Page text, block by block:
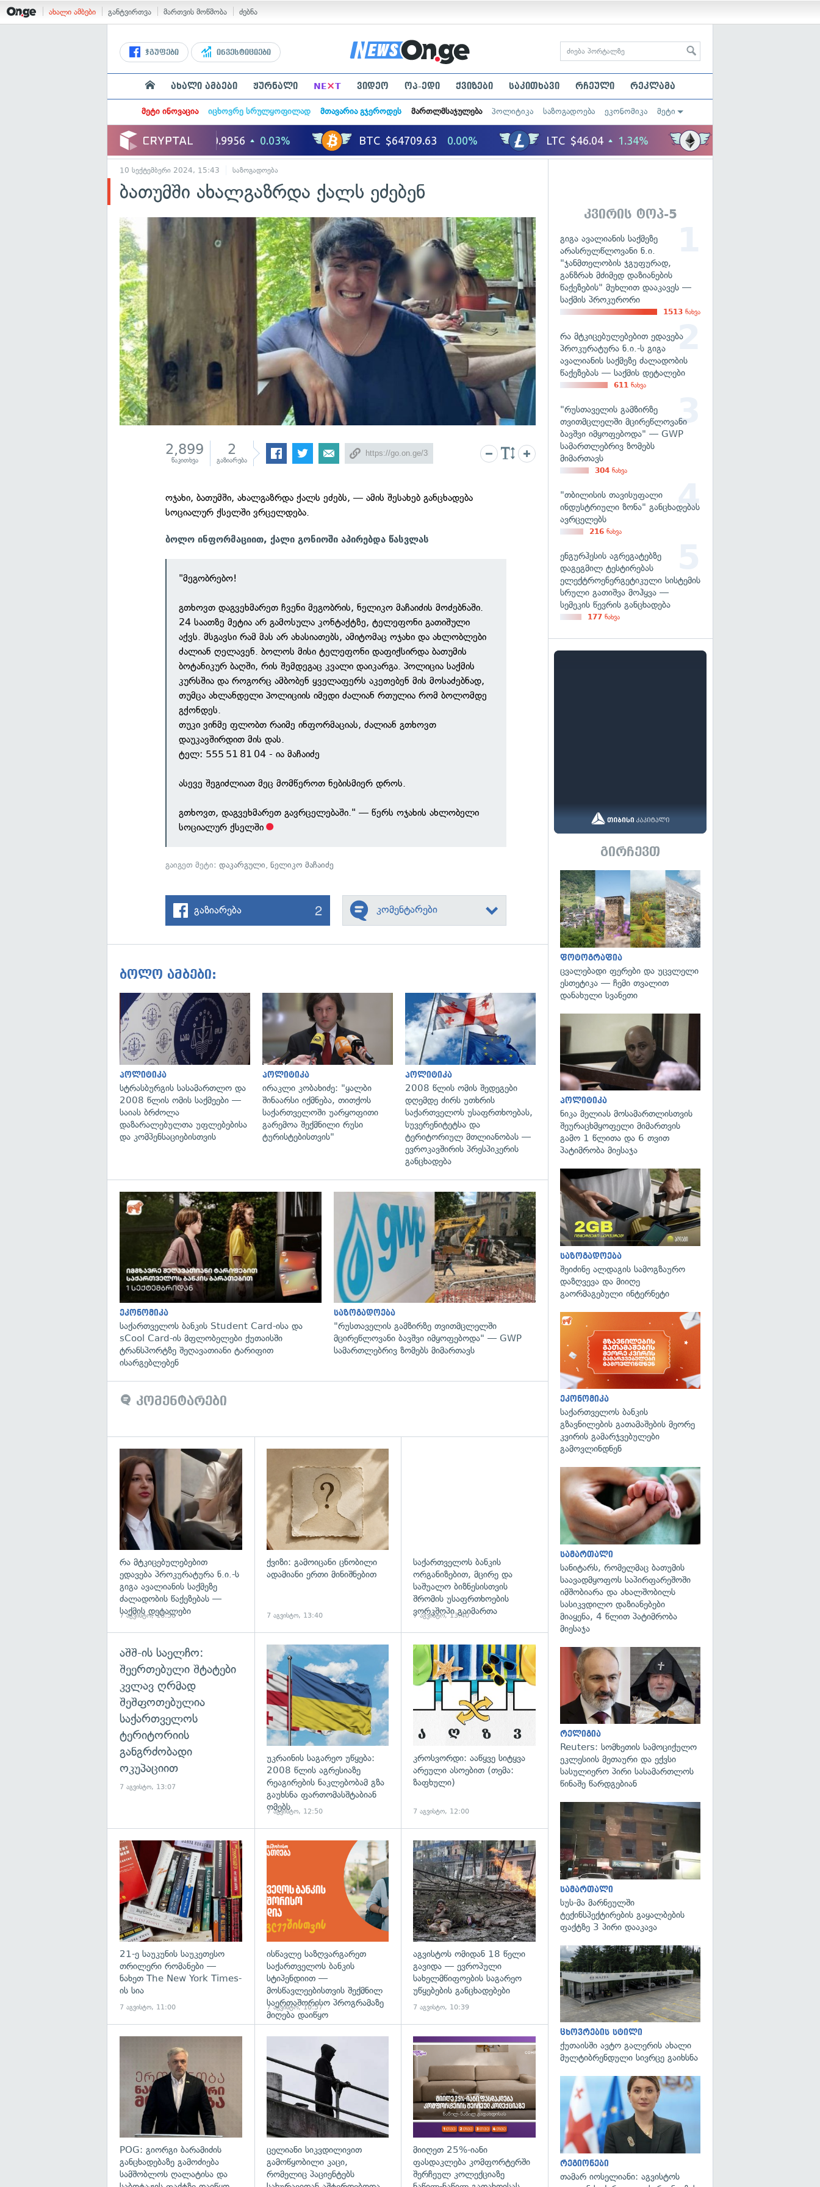
ახალი ამბები განტვირთვა მართვის მოწმობა ძებნა
ჯგუფები ინვესტიციები
ახალი ამბები ჟურნალი NE×T ვიდეო ოპ-ედი ქვიზები საკითხავი რჩეული რეკლამა
მეტი ინოვაცია იცხოვრე სრულყოფილად მთავარია გჯეროდეს მართლმსაჯულება პოლიტიკა საზოგადოება ეკონომიკა მეტი
10 სექტემბერი 2024, 15:43 საზოგადოება
ბათუმში ახალგაზრდა ქალს ეძებენ
2,899
წაკითხვა
2
გაზიარება
ოჯახი, ბათუმში, ახალგაზრდა ქალს ეძებს, — ამის შესახებ განცხადება
სოციალურ ქსელში ვრცელდება.
ბოლო ინფორმაციით, ქალი გონიოში აპირებდა წასვლას
"მეგობრებო!
გთხოვთ დაგვეხმარეთ ჩვენი მეგობრის, ნელიკო მაჩაიძის მოძებნაში.
24 საათზე მეტია არ გამოსულა კონტაქტზე, ტელეფონი გათიშული
აქვს. მსგავსი რამ მას არ ახასიათებს, ამიტომაც ოჯახი და ახლობლები
ძალიან ღელავენ. ბოლოს მისი ტელეფონი დაფიქსირდა ბათუმის
ბოტანიკურ ბაღში, რის შემდეგაც კვალი დაიკარგა. პოლიცია საქმის
კურსშია და როგორც ამბობენ ყველაფერს აკეთებენ მის მოსაძებნად,
თუმცა ახლანდელი პოლიციის იმედი ძალიან რთულია რომ ბოლომდე
გქონდეს.
თუკი ვინმე ფლობთ რაიმე ინფორმაციას, ძალიან გთხოვთ
დაუკავშირდით მის დას.
ტელ: 555 51 81 04 - ია მაჩაიძე
ასევე შეგიძლიათ მეც მომწეროთ ნებისმიერ დროს.
გთხოვთ, დაგვეხმარეთ გავრცელებაში." — წერს ოჯახის ახლობელი
სოციალურ ქსელში
გაიგეთ მეტი:დაკარგული,ნელიკო მაჩაიძე
გაზიარება 2 კომენტარები
ბოლო ამბები:
პოლიტიკა
სტრასბურგის სასამართლო და
2008 წლის ომის საქმეები —
საიას ბრძოლა
დაზარალებულთა უფლებებისა
და კომპენსაციებისთვის
გადახედვა
პოლიტიკა
ირაკლი კობახიძე: "ყალბი
შინაარსი იქმნება, თითქოს
საქართველოში უარყოფითი
გარემოა შექმნილი რუსი
ტურისტებისთვის"
პოლიტიკა
2008 წლის ომის შედეგები
დღემდე ძირს უთხრის
საქართველოს უსაფრთხოებას,
სუვერენიტეტსა და
ტერიტორიულ მთლიანობას —
ევროკავშირის პრესპიკერის
განცხადება
ეკონომიკა
საქართველოს ბანკის Student Card-ისა და
sCool Card-ის მფლობელები ქუთაისში
ტრანსპორტზე შეღავათიანი ტარიფით
ისარგებლებენ
გადახედვა
საზოგადოება
"რუსთაველის გამზირზე თვითმცლელში
მცირეწლოვანი ბავშვი იმყოფებოდა" — GWP
სამართლებრივ ზომებს მიმართავს
კომენტარები
რა მტკიცებულებებით
ედავება პროკურატურა ნ.ი.-ს
გიგა ავალიანის საქმეზე
ძალადობის წაქეზებას —
საქმის დეტალები
7 აგვისტო, 16:50
ქვიზი: გამოიცანი ცნობილი
ადამიანი ერთი მინიშნებით
7 აგვისტო, 13:40
საქართველოს ბანკის
ორგანიზებით, მცირე და
საშუალო ბიზნესისთვის
შრომის უსაფრთხოების
ვორკშოპი გაიმართა
7 აგვისტო, 13:40
აშშ-ის საელჩო:
შეერთებული შტატები
კვლავ ღრმად
შეშფოთებულია
საქართველოს
ტერიტორიის
განგრძობადი
ოკუპაციით
7 აგვისტო, 13:07
გადახედვა
უკრაინის საგარეო უწყება:
2008 წლის აგრესიაზე
რეაგირების ნაკლებობამ გზა
გაუხსნა ფართომასშტაბიან
ომებს
7 აგვისტო, 12:50
გადახედვა
კროსვორდი: ააწყვე სიტყვა
არეული ასოებით (თემა:
ზაფხული)
7 აგვისტო, 12:00
გადახედვა
21-ე საუკუნის საუკეთესო
თრილერი რომანები —
ნახეთ The New York Times-
ის სია
7 აგვისტო, 11:00
ისწავლე საზღვარგარეთ
საქართველოს ბანკის
სტიპენდიით —
მოსწავლეებისთვის შექმნილ
საერთაშორისო პროგრამაზე
მიღება დაიწყო
7 აგვისტო, 10:57
გადახედვა
აგვისტოს ომიდან 18 წელი
გავიდა — ევროპული
სახელმწიფოების საგარეო
უწყებების განცხადებები
7 აგვისტო, 10:39
POG: გიორგი ბარამიძის
განცხადებაზე გამოძიება
სამშობლოს ღალატისა და
გადახედვა
ცელიანი სიკვდილივით
გამოწყობილი კაცი,
რომელიც პაციენტებს
მიიღეთ 25%-იანი
ფასდაკლება კომფორტერში
შერჩეულ კოლექციაზე
კვირის ტოპ-5
გიგა ავალიანის საქმეზე
არასრულწლოვანი ნ.ი.
"ჯანმთელობის ჯგუფურად,
განზრახ მძიმედ დაზიანების
წაქეზების" მუხლით დააკავეს —
საქმის პროკურორი
1513 ნახვა
რა მტკიცებულებებით ედავება
პროკურატურა ნ.ი.-ს გიგა
ავალიანის საქმეზე ძალადობის
წაქეზებას — საქმის დეტალები
611 ნახვა
"რუსთაველის გამზირზე
თვითმცლელში მცირეწლოვანი
ბავშვი იმყოფებოდა" — GWP
სამართლებრივ ზომებს
მიმართავს
304 ნახვა
"თბილისის თავისუფალი
ინდუსტრიული ზონა" განცხადებას
ავრცელებს
216 ნახვა
ენგურჰესის აგრეგატებზე
დაგეგმილ ტესტირებას
ელექტროენერგეტიკული სისტემის
სრული გათიშვა მოჰყვა —
სემეკის წევრის განცხადება
177 ნახვა
გირჩევთ
ფოტოგრაფია
ცვალებადი ფერები და უცვლელი
ესთეტიკა — ჩემი თვალით
დანახული სვანეთი
პოლიტიკა
ნიკა მელიას მოსამართლისთვის
შეურაცხმყოფელი მიმართვის
გამო 1 წლითა და 6 თვით
პატიმრობა მიესაჯა
საზოგადოება
შეიძინე ალდაგის სამოგზაურო
დაზღვევა და მიიღე
გაორმაგებული ინტერნეტი
ეკონომიკა
საქართველოს ბანკის
გზავნილების გათამაშების მეორე
კვირის გამარჯვებულები
გამოვლინდნენ
სამართალი
სანიტარს, რომელმაც ბათუმის
საავადმყოფოს საპირფარეშოში
იმშობიარა და ახალშობილს
სასიკვდილო დაზიანებები
მიაყენა, 4 წლით პატიმრობა
მიესაჯა
რელიგია
Reuters: სომხეთის სამოციქულო
ეკლესიის მეთაური და ექვსი
სასულიერო პირი სასამართლოს
წინაშე წარდგებიან
სამართალი
სუს-მა მარნეულში
ტექინსპექტირების გაყალბების
ფაქტზე 3 პირი დააკავა
ცხოვრების სტილი
ქუთაისში ავტო გალერის ახალი
მულტიბრენდული სივრცე გაიხსნა
რეგიონები
თამარ იოსელიანი: აგვისტოს